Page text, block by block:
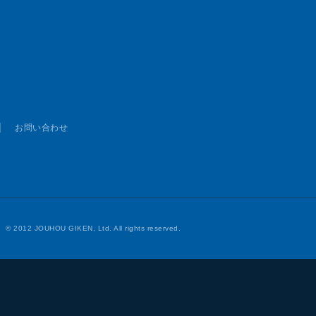
お問い合わせ
© 2012 JOUHOU GIKEN, Ltd. All rights reserved.